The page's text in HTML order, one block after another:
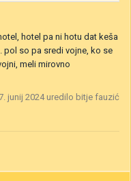
hotel pa ni hotu dat keša
pol so pa sredi vojne, ko se
meli mirovno
junij 2024uredilo bitje fauzić